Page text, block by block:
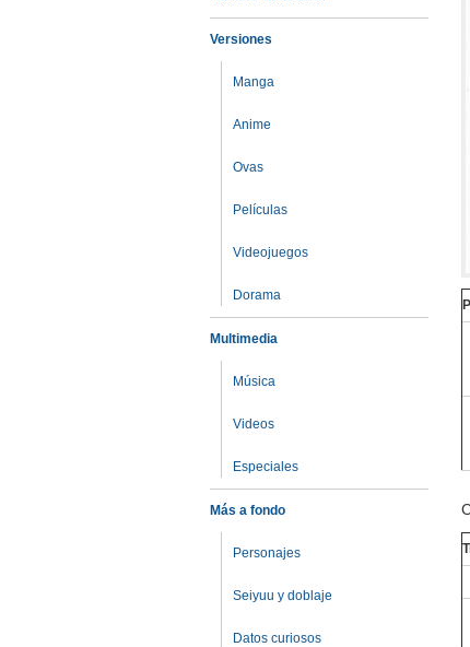
Versiones
Manga
Anime
Ovas
Películas
Videojuegos
Dorama
Multimedia
Música
Videos
Especiales
Más a fondo
Personajes
Seiyuu y doblaje
Datos curiosos